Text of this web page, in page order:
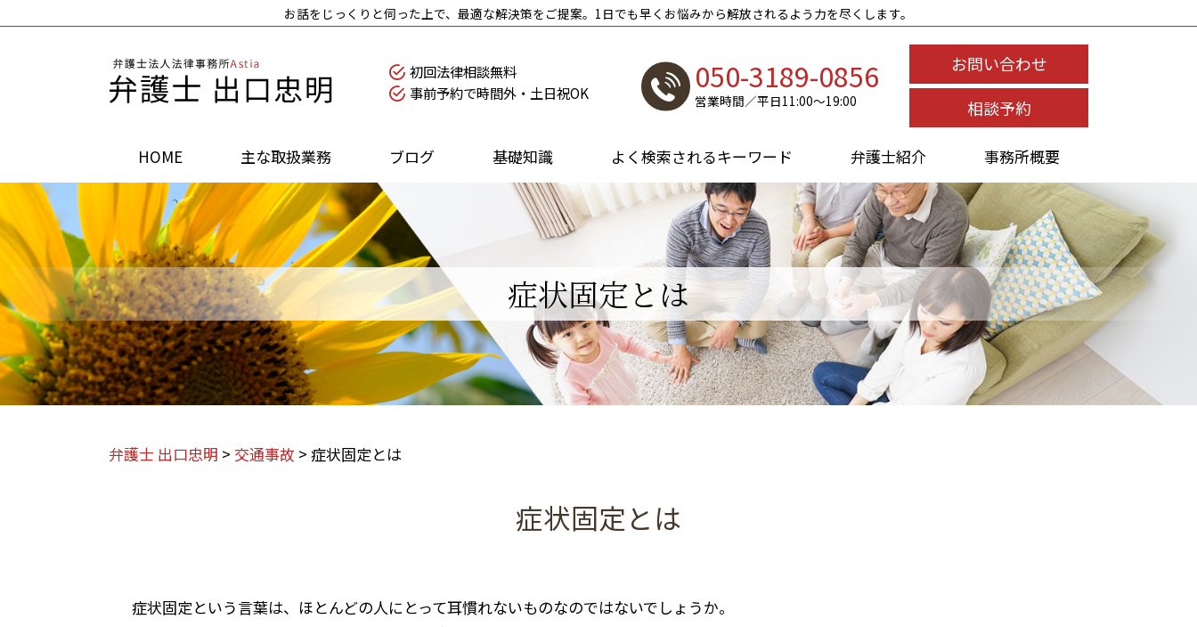
症状固定とは
お話をじっくりと伺った上で、最適な解決策をご提案。1日でも早くお悩みから解放されるよう力を尽くします。
初回法律相談無料
事前予約で時間外・土日祝OK
050-3189-0856
営業時間／平日11:00～19:00
お問い合わせ
相談予約
HOME 主な取扱業務 ブログ 基礎知識 よく検索されるキーワード 弁護士紹介 事務所概要
弁護士 出口忠明 > 交通事故 > 症状固定とは
症状固定とは
症状固定という言葉は、ほとんどの人にとって耳慣れないものなのではないでしょうか。